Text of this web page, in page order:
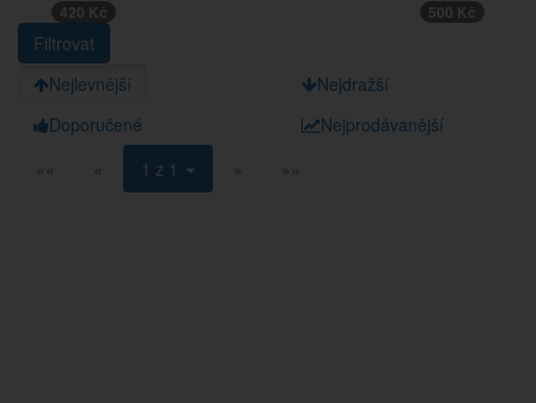
420 Kč 500 Kč
Nejlevnější
Nejdražší
Doporučené
Nejprodávanější
««
« 1 z 1 » »»